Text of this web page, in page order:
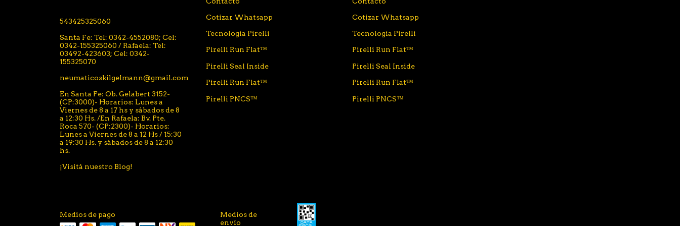
543425325060
Santa Fe: Tel: 0342-4552080; Cel:
0342-155325060 / Rafaela: Tel:
03492-423603; Cel: 0342-
155325070
neumaticoskilgelmann@gmail.com
En Santa Fe: Ob. Gelabert 3152-
(CP:3000)- Horarios: Lunes a
Viernes de 8 a 17 hs y sábados de 8
a 12:30 Hs. /En Rafaela: Bv. Pte.
Roca 570- (CP:2300)- Horarios:
Lunes a Viernes de 8 a 12 Hs / 15:30
a 19:30 Hs. y sábados de 8 a 12:30
hs.
¡Visitá nuestro Blog!
Cotizar Whatsapp
Tecnología Pirelli
Pirelli Run Flat™
Pirelli Seal Inside
Pirelli Run Flat™
Pirelli PNCS™
Cotizar Whatsapp
Tecnología Pirelli
Pirelli Run Flat™
Pirelli Seal Inside
Pirelli Run Flat™
Pirelli PNCS™
Medios de pago
Medios de
envío